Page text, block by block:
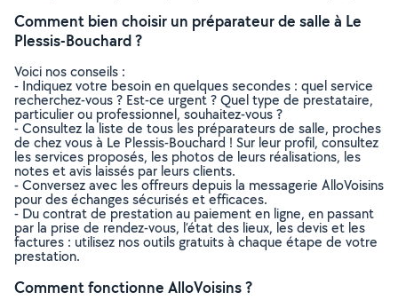
Comment bien choisir un préparateur de salle à Le
Plessis-Bouchard ?
Voici nos conseils :
- Indiquez votre besoin en quelques secondes : quel service
recherchez-vous ? Est-ce urgent ? Quel type de prestataire,
particulier ou professionnel, souhaitez-vous ?
- Consultez la liste de tous les préparateurs de salle, proches
de chez vous à Le Plessis-Bouchard ! Sur leur profil, consultez
les services proposés, les photos de leurs réalisations, les
notes et avis laissés par leurs clients.
- Conversez avec les offreurs depuis la messagerie AlloVoisins
pour des échanges sécurisés et efficaces.
- Du contrat de prestation au paiement en ligne, en passant
par la prise de rendez-vous, l’état des lieux, les devis et les
factures : utilisez nos outils gratuits à chaque étape de votre
prestation.
Comment fonctionne AlloVoisins ?